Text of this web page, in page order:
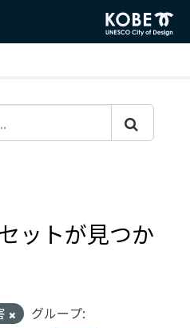
ットが見つか
グループ: